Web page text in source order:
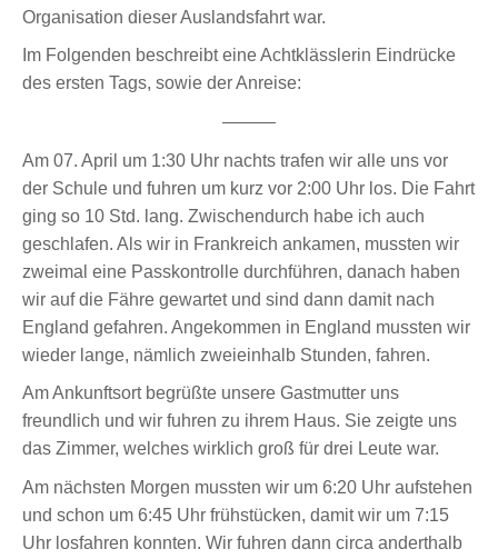
Organisation dieser Auslandsfahrt war.
Im Folgenden beschreibt eine Achtklässlerin Eindrücke
des ersten Tags, sowie der Anreise:
———
Am 07. April um 1:30 Uhr nachts trafen wir alle uns vor
der Schule und fuhren um kurz vor 2:00 Uhr los. Die Fahrt
ging so 10 Std. lang. Zwischendurch habe ich auch
geschlafen. Als wir in Frankreich ankamen, mussten wir
zweimal eine Passkontrolle durchführen, danach haben
wir auf die Fähre gewartet und sind dann damit nach
England gefahren. Angekommen in England mussten wir
wieder lange, nämlich zweieinhalb Stunden, fahren.
Am Ankunftsort begrüßte unsere Gastmutter uns
freundlich und wir fuhren zu ihrem Haus. Sie zeigte uns
das Zimmer, welches wirklich groß für drei Leute war.
Am nächsten Morgen mussten wir um 6:20 Uhr aufstehen
und schon um 6:45 Uhr frühstücken, damit wir um 7:15
Uhr losfahren konnten. Wir fuhren dann circa anderthalb